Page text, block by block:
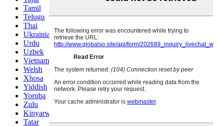
Tamil
Telugu
Thai
Ukrainian
Urdu
Uzbek
Vietnamese
Welsh
Xhosa
Yiddish
Yoruba
Zulu
Kinyarwanda
Tatar